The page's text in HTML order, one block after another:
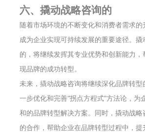
六、撬动战略咨询的
随着市场环境的不断变化和消费者需求
成为企业实现可持续发展的重要途径。撬
的，将继续发挥其专业优势和创新能力，
现品牌的成功转型。
未来，撬动战略咨询将继续深化品牌转
一步优化和完善“拐点方程式”方法论，为
和的品牌转型解决方案。同时，撬动战略
的合作，帮助企业在品牌转型过程中，提